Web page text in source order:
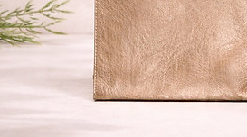
【LC】ヴィーガンバッ